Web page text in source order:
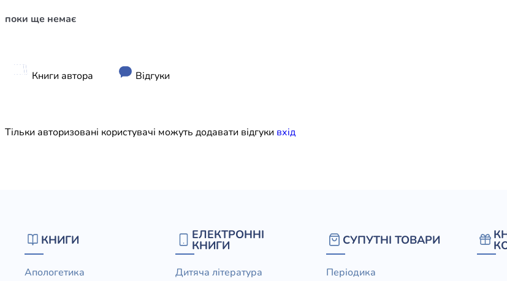
Художня література
поки ще немає
Книги автора Відгуки
Тільки авторизовані користувачі можуть додавати відгуки вхiд
КНИГИ
Апологетика
ЕЛЕКТРОННІ
КНИГИ
Дитяча література
СУПУТНІ ТОВАРИ
Періодика